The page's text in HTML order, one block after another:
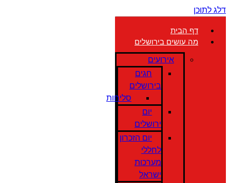
דלג לתוכן
דף הבית
מה עושים בירושלים
אירועים
חגים
בירושלים
סליחות
יום
ירושלים
יום הזכרון
לחללי
מערכות
ישראל